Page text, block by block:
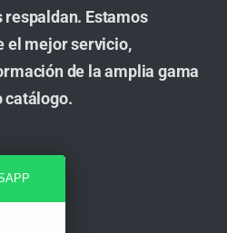
respaldan. Estamos
el mejor servicio,
de la amplia gama
catálogo.